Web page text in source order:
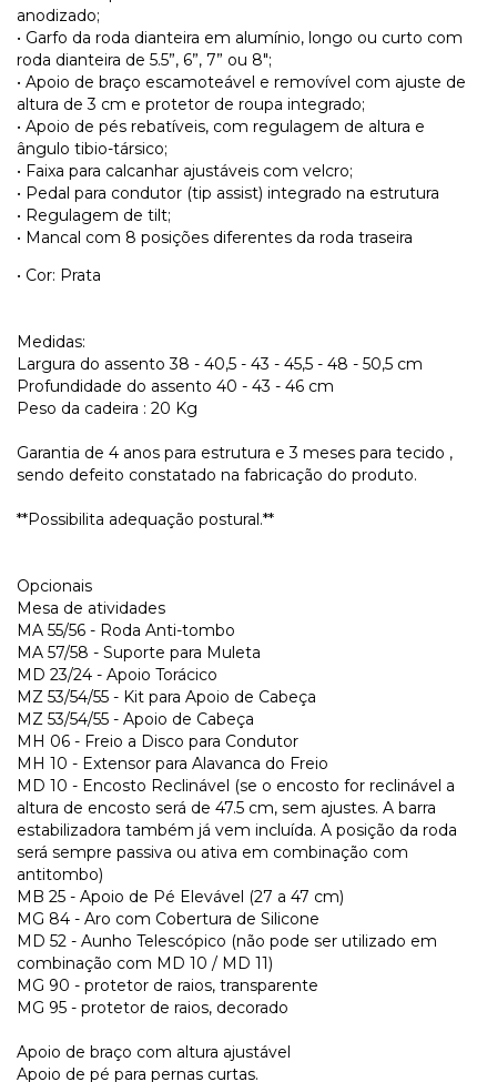
anodizado;
• Garfo da roda dianteira em alumínio, longo ou curto com
roda dianteira de 5.5”, 6”, 7” ou 8";
• Apoio de braço escamoteável e removível com ajuste de
altura de 3 cm e protetor de roupa integrado;
• Apoio de pés rebatíveis, com regulagem de altura e
ângulo tibio-társico;
• Faixa para calcanhar ajustáveis com velcro;
• Pedal para condutor (tip assist) integrado na estrutura
• Regulagem de tilt;
• Mancal com 8 posições diferentes da roda traseira
• Cor: Prata
Medidas:
Largura do assento 38 - 40,5 - 43 - 45,5 - 48 - 50,5 cm
Profundidade do assento 40 - 43 - 46 cm
Peso da cadeira : 20 Kg
Garantia de 4 anos para estrutura e 3 meses para tecido ,
sendo defeito constatado na fabricação do produto.
**Possibilita adequação postural.**
Opcionais
Mesa de atividades
MA 55/56 - Roda Anti-tombo
MA 57/58 - Suporte para Muleta
MD 23/24 - Apoio Torácico
MZ 53/54/55 - Kit para Apoio de Cabeça
MZ 53/54/55 - Apoio de Cabeça
MH 06 - Freio a Disco para Condutor
MH 10 - Extensor para Alavanca do Freio
MD 10 - Encosto Reclinável (se o encosto for reclinável a
altura de encosto será de 47.5 cm, sem ajustes. A barra
estabilizadora também já vem incluída. A posição da roda
será sempre passiva ou ativa em combinação com
antitombo)
MB 25 - Apoio de Pé Elevável (27 a 47 cm)
MG 84 - Aro com Cobertura de Silicone
MD 52 - Aunho Telescópico (não pode ser utilizado em
combinação com MD 10 / MD 11)
MG 90 - protetor de raios, transparente
MG 95 - protetor de raios, decorado
Apoio de braço com altura ajustável
Apoio de pé para pernas curtas.